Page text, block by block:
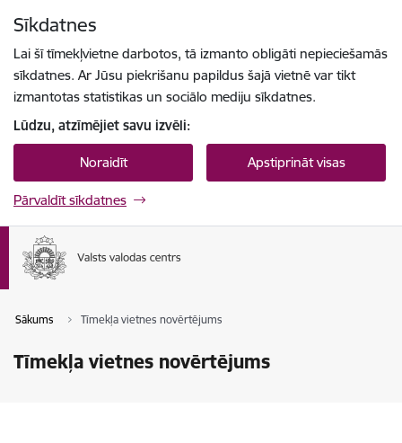
Sīkdatnes
Lai šī tīmekļvietne darbotos, tā izmanto obligāti nepieciešamās
sīkdatnes. Ar Jūsu piekrišanu papildus šajā vietnē var tikt
izmantotas statistikas un sociālo mediju sīkdatnes.
Lūdzu, atzīmējiet savu izvēli:
Noraidīt Apstiprināt visas
Pārvaldīt sīkdatnes
Sākums Tīmekļa vietnes novērtējums
Tīmekļa vietnes novērtējums